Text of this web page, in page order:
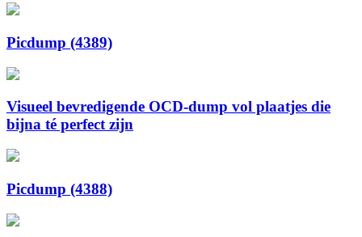
Picdump (4389)
Visueel bevredigende OCD-dump vol plaatjes die
bijna té perfect zijn
Picdump (4388)